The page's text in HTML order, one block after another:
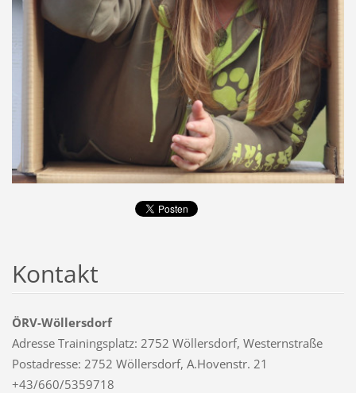
Kontakt
ÖRV-Wöllersdorf
Adresse Trainingsplatz: 2752 Wöllersdorf, Westernstraße
Postadresse: 2752 Wöllersdorf, A.Hovenstr. 21
+43/660/5359718